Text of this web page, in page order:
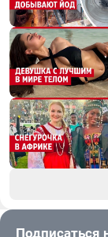
Подписаться